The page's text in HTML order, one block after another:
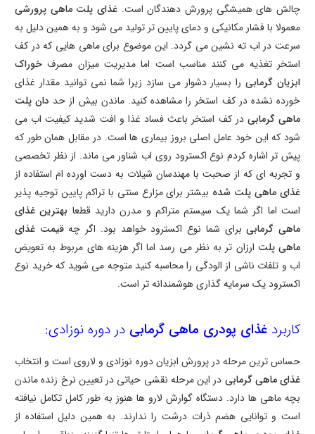
چالش های همیشگی پرورش دهندگان است. غذای پلت ماهی پرورشی
معمولا با فشار مکانیکی و دمای پایین تر تولید می شود و به همین دلیل به
سرعت در اب ته نشین می گردد. این موضوع برای ماهی هایی که در کف
استخر تغذیه می کنند مناسب است اما مدیریت میزان مصرف خوراک
ابزیان گرمابیرا بسیار دشوار می سازد زیرا شما نمی توانید مقدار غذای
خورده نشده در کف استخر را مشاهده کنید. ماندن بیش از حد دان پلت
ماهی گرمابی در کف استخر باعث فساد غذا و افت شدید کیفیت اب می
شود که این خود عامل اصلی بروز بیماری ها است. در مقابل همان طور که
پیش تر اشاره کردم نوع اکسترود روی اب شناور می ماند. از نظر تخصصی
و تجربه ای که از صحبت با مهندسان شیلات به دست اورده ام استفاده از
غذای ماهی پلت شده بیشتر برای مزارع سنتی با تراکم پایین توجیه پذیر
است اما اگر شما یک سیستم متراکم و مدرن دارید قطعا بهترین غذای
ماهی گرمابیبرای شما نوع اکسترود خواهد بود. اگر چهقیمت غذای
ماهی پلت ارزان تر به نظر می رسد اما اگر هزینه های مربوط به تعویض
اب و تلفات ناشی از الودگی را محاسبه کنید متوجه می شوید که خرید نوع
اکسترود یک سرمایه گذاری هوشمندانه تر است.
کاربرد غذای پودری ماهی گرمابی در دوره نوزادی:
حساس ترین مرحله در پرورش ابزیان دوره نوزادی و لاروی است و انتخاب
غذای ماهی گرمابی در این مرحله نقشی حیاتی در تعیین نرخ زنده ماندن
بچه ماهی ها دارد. دستگاه گوارش لارو ها هنوز به طور کامل تکامل نیافته
است و توانایی هضم ذرات درشت را ندارند. به همین دلیل استفاده از